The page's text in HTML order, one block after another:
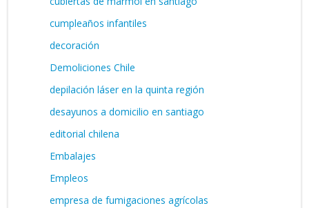
cumpleaños infantiles
decoración
Demoliciones Chile
depilación láser en la quinta región
desayunos a domicilio en santiago
editorial chilena
Embalajes
Empleos
empresa de fumigaciones agrícolas